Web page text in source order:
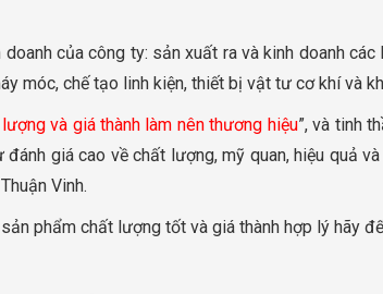
của công ty: sản xuất ra và kinh doanh
móc, chế tạo linh kiện, thiết bị vật tư cơ khí và
và giá thành làm nên thương hiệu”, và tinh
giá cao về chất lượng, mỹ quan, hiệu quả
Vinh.
phẩm chất lượng tốt và giá thành hợp lý hãy